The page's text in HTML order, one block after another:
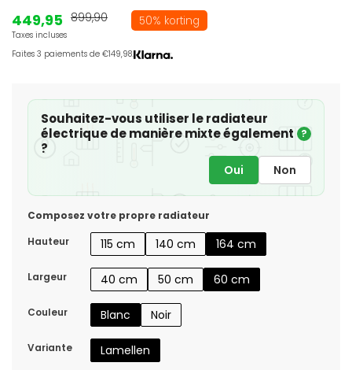
449,95
Taxes incluses
899,90 50% korting
Faites 3 paiements de €149,98.
Souhaitez-vous utiliser le radiateur
électrique de manière mixte également
?
?
Oui Non
Composez votre propre radiateur
Hauteur
115 cm 140 cm 164 cm
Largeur 40 cm 50 cm 60 cm
Couleur Blanc Noir
Variante Lamellen